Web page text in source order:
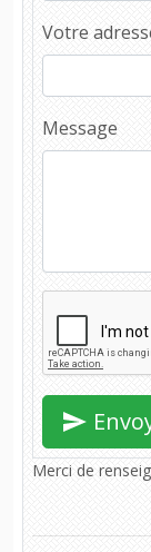
Votre
Message
Merci de